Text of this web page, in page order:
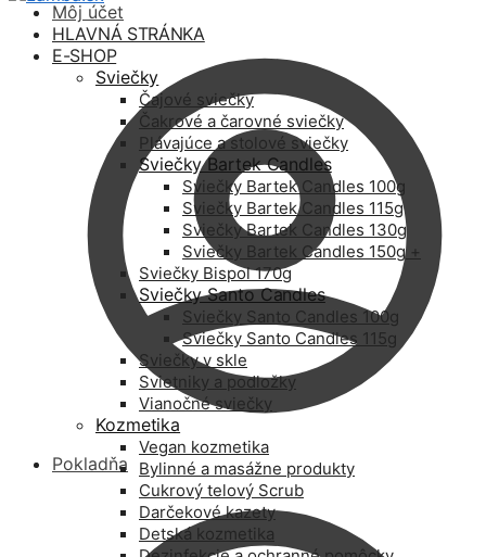
Môj účet
Pokladňa
HLAVNÁ STRÁNKA
E-SHOP
Sviečky
Čajové sviečky
Čakrové a čarovné sviečky
Plávajúce a stolové sviečky
Sviečky Bartek Candles
Sviečky Bartek Candles 100g
Sviečky Bartek Candles 115g
Sviečky Bartek Candles 130g
Sviečky Bartek Candles 150g +
Sviečky Bispol 170g
Sviečky Santo Candles
Sviečky Santo Candles 100g
Sviečky Santo Candles 115g
Sviečky v skle
Svietniky a podložky
Vianočné sviečky
Kozmetika
Vegan kozmetika
Bylinné a masážne produkty
Cukrový telový Scrub
Darčekové kazety
Detská kozmetika